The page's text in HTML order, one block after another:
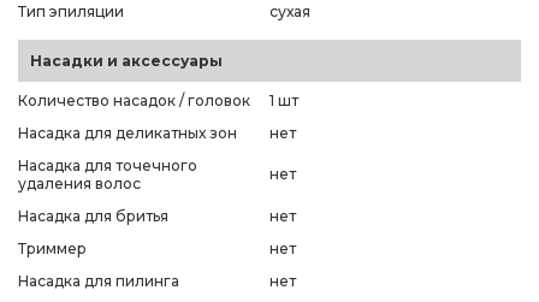
Тип эпиляции сухая
Насадки и аксессуары
Количество насадок / головок
1 шт
Насадка для деликатных зон
нет
Насадка для точечного
удаления волос
нет
Насадка для бритья
нет
Триммер
нет
Насадка для пилинга
нет